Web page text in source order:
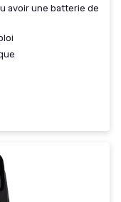
avoir une batterie de